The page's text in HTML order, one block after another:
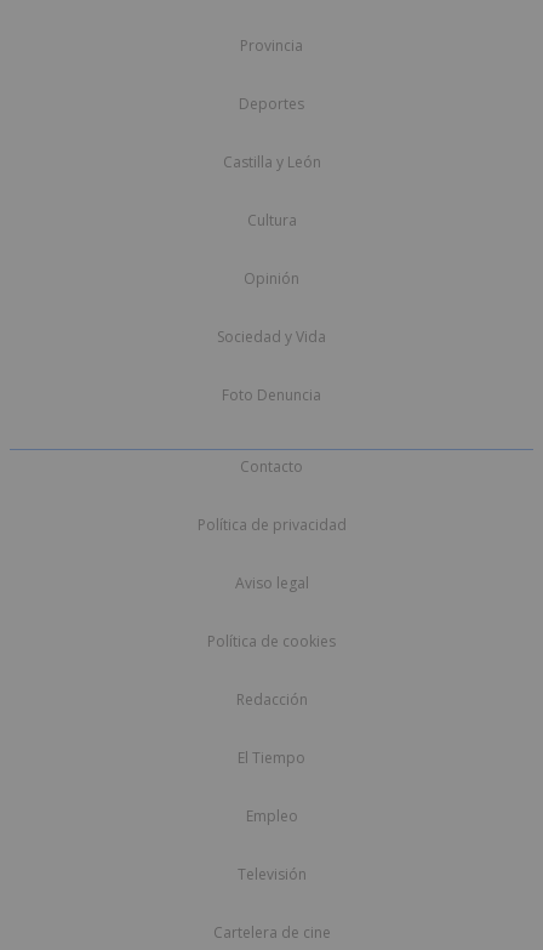
Provincia
Deportes
Castilla y León
Cultura
Opinión
Sociedad y Vida
Foto Denuncia
Contacto
Política de privacidad
Aviso legal
Política de cookies
Redacción
El Tiempo
Empleo
Televisión
Cartelera de cine